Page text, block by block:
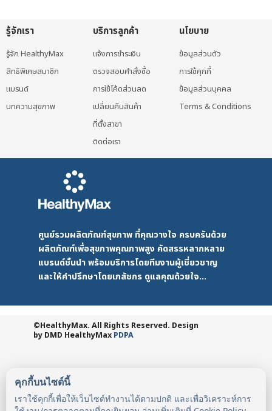
คุกกี้บนไซต์นี้
เราใช้คุกกี้เพื่อให้เว็บไซต์ทำงานได้ตามปกติ และเพื่อวิเคราะห์การ
รู้จักเรา
รู้จัก HealthyMax
สิทธิพิเศษสมาชิก
แบรนด์
บทความสุขภาพ
บริการลูกค้า
แจ้งการชำระเงิน
ตรวจสอบคำสั่งซื้อ
การใช้โค้ดส่วนลด
เปลี่ยนคืนสินค้า
ที่ตั้งสาขา
ติดต่อเรา
นโยบาย
ข้อมูลส่วนตัว
การใช้คุกกี้
ข้อมูลส่วนบุคคล
Terms & Conditions
ศูนย์รวมผลิตภัณฑ์สุขภาพ ที่คุณวางใจ ครบครันด้วย
ผลิตภัณฑ์เพื่อสุขภาพคุณภาพสูง คัดสรรหลากหลาย
แบรนด์ชั้นนำ พร้อมบริการโดยทีมงานผู้เชี่ยวชาญ
และให้คำปรึกษาโดยเภสัชกร ดูแลคุณด้วยใจ...
©HealthyMax. All Rights Reserved. Design
by DMD HealthyMax PDPA